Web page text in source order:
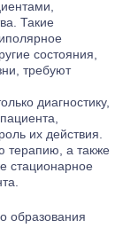
Такие
состояния,
требуют
диагностику,
их действия.
терапию, а также
стационарное
образования